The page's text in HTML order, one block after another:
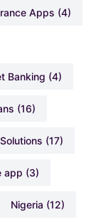
Apps (4)
Banking (4)
(16)
Solutions (17)
app (3)
Nigeria (12)